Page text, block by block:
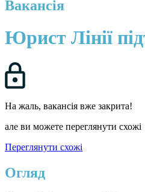
Вакансія
Юрист Лінії
На жаль, вакансія вже закрита!
але ви можете переглянути схожі
Переглянути схожі
Огляд